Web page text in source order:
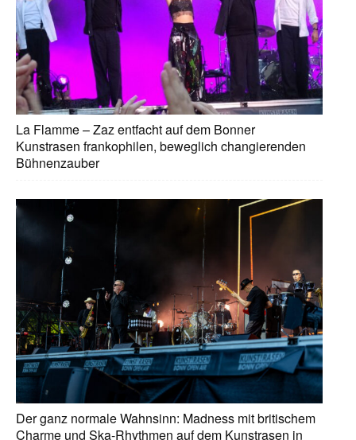
La Flamme – Zaz entfacht auf dem Bonner
Kunstrasen frankophilen, beweglich changierenden
Bühnenzauber
Der ganz normale Wahnsinn: Madness mit britischem
Charme und Ska-Rhythmen auf dem Kunstrasen in